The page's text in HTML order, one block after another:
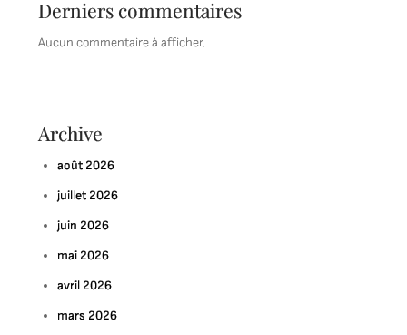
Derniers commentaires
Aucun commentaire à afficher.
Archive
août 2026
juillet 2026
juin 2026
mai 2026
avril 2026
mars 2026